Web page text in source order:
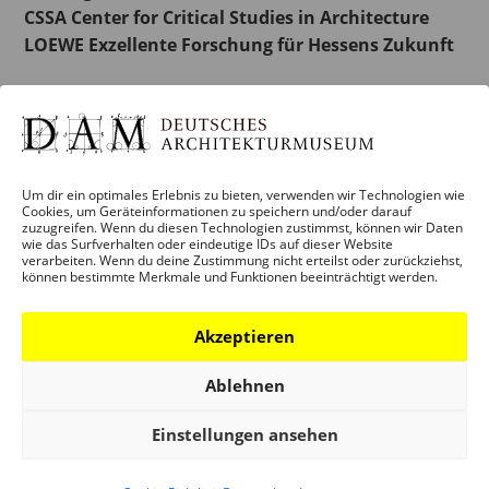
Um dir ein optimales Erlebnis zu bieten, verwenden wir Technologien wie
Cookies, um Geräteinformationen zu speichern und/oder darauf
zuzugreifen. Wenn du diesen Technologien zustimmst, können wir Daten
wie das Surfverhalten oder eindeutige IDs auf dieser Website
verarbeiten. Wenn du deine Zustimmung nicht erteilst oder zurückziehst,
können bestimmte Merkmale und Funktionen beeinträchtigt werden.
Akzeptieren
Ablehnen
Einstellungen ansehen
CSSA Center for Critical Studies in Architecture
LOEWE Exzellente Forschung für Hessens Zukunft
Zum Kalender hinzufügen